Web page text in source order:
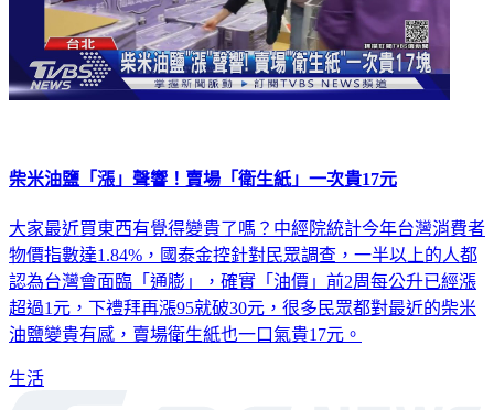
柴米油鹽「漲」聲響！賣場「衛生紙」一次貴17元
大家最近買東西有覺得變貴了嗎？中經院統計今年台灣消費者
物價指數達1.84%，國泰金控針對民眾調查，一半以上的人都
認為台灣會面臨「通膨」，確實「油價」前2周每公升已經漲
超過1元，下禮拜再漲95就破30元，很多民眾都對最近的柴米
油鹽變貴有感，賣場衛生紙也一口氣貴17元。
生活